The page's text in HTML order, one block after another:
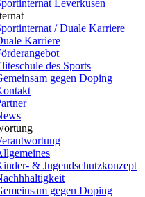
Leverkusen
/ Duale Karriere
Karriere
des Sports
gegen Doping
& Jugendschutzkonzept
gegen Doping